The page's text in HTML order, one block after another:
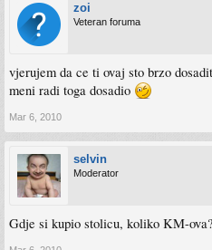
zoi
Veteran foruma
vjerujem da ce ti ovaj sto brzo
meni radi toga dosadio
Mar 6, 2010
selvin
Moderator
Gdje si kupio stolicu, koliko KM-ova?